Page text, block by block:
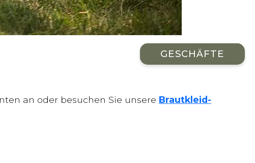
GESCHÄFTE
an oder besuchen Sie unsere Brautkleid-